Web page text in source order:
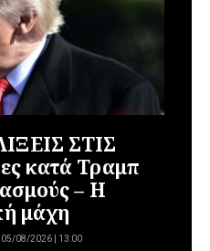
ΣΤΙΣ
κατά Τραμπ
– Η
μάχη
05/08/2026 | 13:00